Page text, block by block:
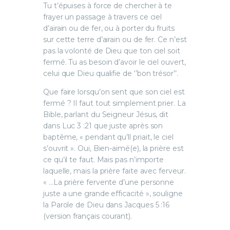
Tu t’épuises à force de chercher à te
frayer un passage à travers ce ciel
d’airain ou de fer, ou à porter du fruits
sur cette terre d’airain ou de fer. Ce n’est
pas la volonté de Dieu que ton ciel soit
fermé. Tu as besoin d’avoir le ciel ouvert,
celui que Dieu qualifie de ‘’bon trésor’’.
Que faire lorsqu’on sent que son ciel est
fermé ? Il faut tout simplement prier. La
Bible, parlant du Seigneur Jésus, dit
dans Luc 3 :21 que juste après son
baptême, « pendant qu’ll priait, le ciel
s’ouvrit ». Oui, Bien-aimé(e), la prière est
ce qu’il te faut. Mais pas n’importe
laquelle, mais la prière faite avec ferveur.
« …La prière fervente d’une personne
juste a une grande efficacité », souligne
la Parole de Dieu dans Jacques 5 :16
(version français courant).